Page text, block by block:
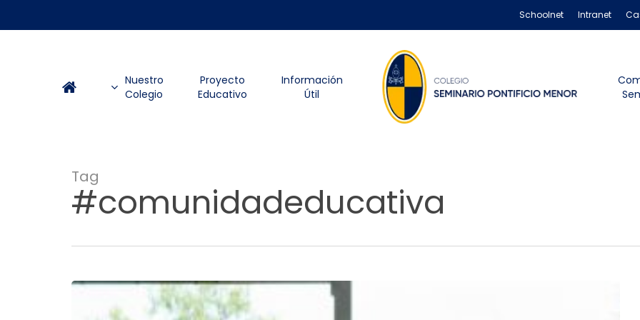
main
Schoolnet Intranet
Nuestro
Colegio
Proyecto
Educativo
Información
Útil
Tag
#comunidadeducativa
Día
Estudiante